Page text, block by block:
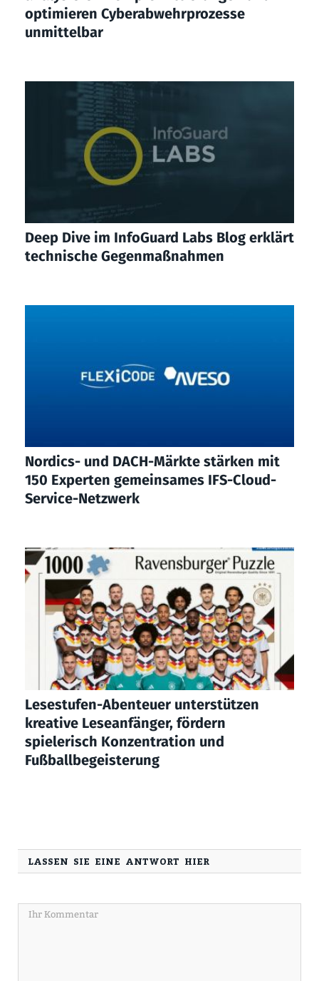
optimieren Cyberabwehrprozesse
unmittelbar
Deep Dive im InfoGuard Labs Blog erklärt
technische Gegenmaßnahmen
Nordics- und DACH-Märkte stärken mit
150 Experten gemeinsames IFS-Cloud-
Service-Netzwerk
Lesestufen-Abenteuer unterstützen
kreative Leseanfänger, fördern
spielerisch Konzentration und
Fußballbegeisterung
LASSEN SIE EINE ANTWORT HIER